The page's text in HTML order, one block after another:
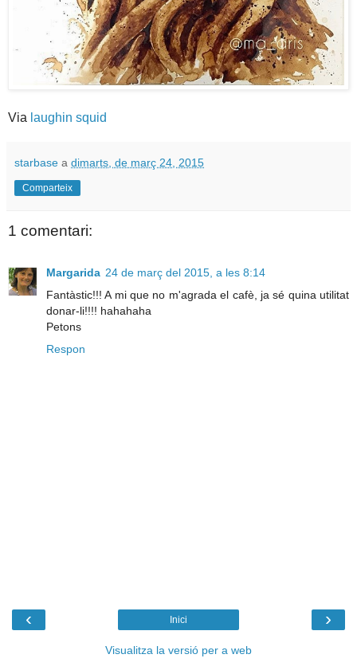
Via laughin squid
starbase a dimarts, de març 24, 2015
Comparteix
1 comentari:
Margarida 24 de març del 2015, a les 8:14
Fantàstic!!! A mi que no m'agrada el cafè, ja sé quina utilitat
donar-li!!!! hahahaha
Petons
Respon
‹ ›
Inici
Visualitza la versió per a web